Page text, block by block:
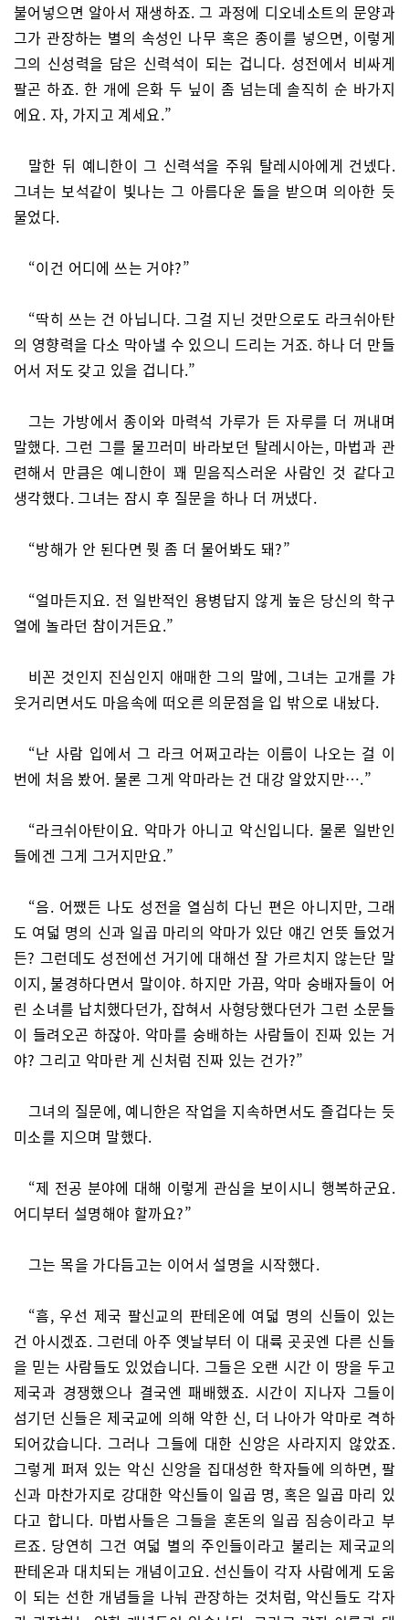
불어넣으면 알아서 재생하죠. 그 과정에 디오네소트의 문양과
그가 관장하는 별의 속성인 나무 혹은 종이를 넣으면, 이렇게
그의 신성력을 담은 신력석이 되는 겁니다. 성전에서 비싸게
팔곤 하죠. 한 개에 은화 두 닢이 좀 넘는데 솔직히 순 바가지
에요. 자, 가지고 계세요.”
말한 뒤 예니한이 그 신력석을 주워 탈레시아에게 건넸다.
그녀는 보석같이 빛나는 그 아름다운 돌을 받으며 의아한 듯
물었다.
“이건 어디에 쓰는 거야?”
“딱히 쓰는 건 아닙니다. 그걸 지닌 것만으로도 라크쉬아탄
의 영향력을 다소 막아낼 수 있으니 드리는 거죠. 하나 더 만들
어서 저도 갖고 있을 겁니다.”
그는 가방에서 종이와 마력석 가루가 든 자루를 더 꺼내며
말했다. 그런 그를 물끄러미 바라보던 탈레시아는, 마법과 관
련해서 만큼은 예니한이 꽤 믿음직스러운 사람인 것 같다고
생각했다. 그녀는 잠시 후 질문을 하나 더 꺼냈다.
“방해가 안 된다면 뭣 좀 더 물어봐도 돼?”
“얼마든지요. 전 일반적인 용병답지 않게 높은 당신의 학구
열에 놀라던 참이거든요.”
비꼰 것인지 진심인지 애매한 그의 말에, 그녀는 고개를 갸
웃거리면서도 마음속에 떠오른 의문점을 입 밖으로 내놨다.
“난 사람 입에서 그 라크 어쩌고라는 이름이 나오는 걸 이
번에 처음 봤어. 물론 그게 악마라는 건 대강 알았지만….”
“라크쉬아탄이요. 악마가 아니고 악신입니다. 물론 일반인
들에겐 그게 그거지만요.”
“음. 어쨌든 나도 성전을 열심히 다닌 편은 아니지만, 그래
도 여덟 명의 신과 일곱 마리의 악마가 있단 얘긴 언뜻 들었거
든? 그런데도 성전에선 거기에 대해선 잘 가르치지 않는단 말
이지, 불경하다면서 말이야. 하지만 가끔, 악마 숭배자들이 어
린 소녀를 납치했다던가, 잡혀서 사형당했다던가 그런 소문들
이 들려오곤 하잖아. 악마를 숭배하는 사람들이 진짜 있는 거
야? 그리고 악마란 게 신처럼 진짜 있는 건가?”
그녀의 질문에, 예니한은 작업을 지속하면서도 즐겁다는 듯
미소를 지으며 말했다.
“제 전공 분야에 대해 이렇게 관심을 보이시니 행복하군요.
어디부터 설명해야 할까요?”
그는 목을 가다듬고는 이어서 설명을 시작했다.
“흠, 우선 제국 팔신교의 판테온에 여덟 명의 신들이 있는
건 아시겠죠. 그런데 아주 옛날부터 이 대륙 곳곳엔 다른 신들
을 믿는 사람들도 있었습니다. 그들은 오랜 시간 이 땅을 두고
제국과 경쟁했으나 결국엔 패배했죠. 시간이 지나자 그들이
섬기던 신들은 제국교에 의해 악한 신, 더 나아가 악마로 격하
되어갔습니다. 그러나 그들에 대한 신앙은 사라지지 않았죠.
그렇게 퍼져 있는 악신 신앙을 집대성한 학자들에 의하면, 팔
신과 마찬가지로 강대한 악신들이 일곱 명, 혹은 일곱 마리 있
다고 합니다. 마법사들은 그들을 혼돈의 일곱 짐승이라고 부
르죠. 당연히 그건 여덟 별의 주인들이라고 불리는 제국교의
판테온과 대치되는 개념이고요. 선신들이 각자 사람에게 도움
이 되는 선한 개념들을 나눠 관장하는 것처럼, 악신들도 각자